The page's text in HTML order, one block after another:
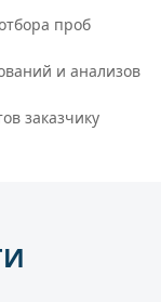
проб
и анализов
заказчику